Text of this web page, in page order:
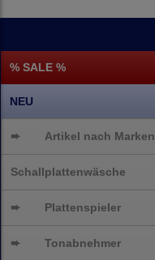
% SALE %
NEU
➨ Artikel nach Marken
Schallplattenwäsche
➨ Plattenspieler
➨ Tonabnehmer